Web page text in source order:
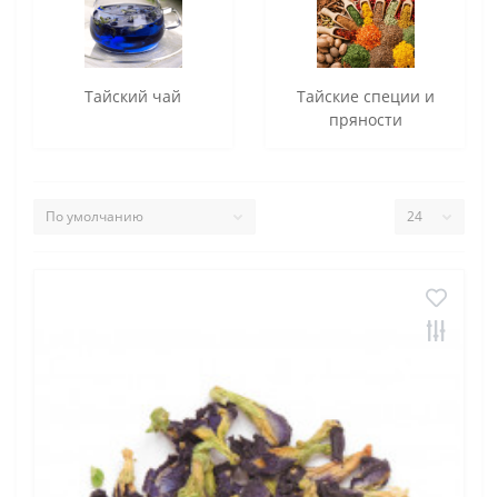
Тайский чай
Тайские специи и
пряности